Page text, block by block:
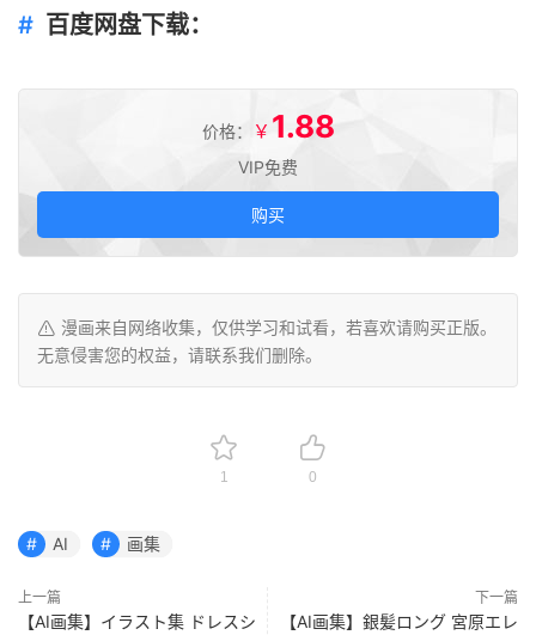
百度网盘下载：
价格： ￥1.88
VIP免费
购买
漫画来自网络收集，仅供学习和试看，若喜欢请购买正版。
无意侵害您的权益，请联系我们删除。
1 0
AI 画集
上一篇
【AI画集】イラスト集 ドレスシ
下一篇
【AI画集】銀髪ロング 宮原エレ